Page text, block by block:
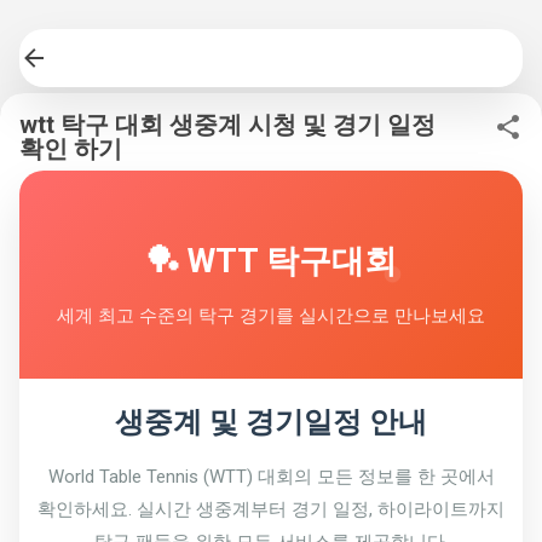
wtt 탁구 대회 생중계 시청 및 경기 일정
확인 하기
🏓 WTT 탁구대회
세계 최고 수준의 탁구 경기를 실시간으로 만나보세요
생중계 및 경기일정 안내
World Table Tennis (WTT) 대회의 모든 정보를 한 곳에서
확인하세요. 실시간 생중계부터 경기 일정, 하이라이트까지